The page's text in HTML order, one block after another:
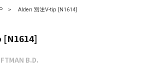
> Alden 別注V-tip [N1614]
[N1614]
B.D.